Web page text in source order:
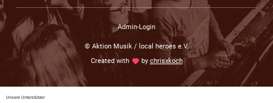
Admin-Login
© Aktion Musik / local heroes e.V.
Created withlove by chrisxkoch
Unsere Unterstützer: